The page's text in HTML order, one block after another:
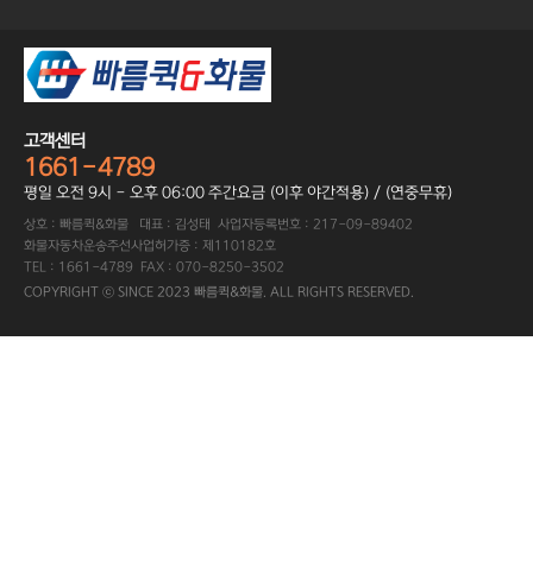
고객센터
1661-4789
평일 오전 9시 - 오후 06:00 주간요금 (이후 야간적용) / (연중무휴)
상호 : 빠름퀵&화물 대표 : 김성태 사업자등록번호 : 217-09-89402
화물자동차운송주선사업허가증 : 제110182호
TEL : 1661-4789 FAX : 070-8250-3502
COPYRIGHT ⓒ SINCE 2023 빠름퀵&화물. ALL RIGHTS RESERVED.